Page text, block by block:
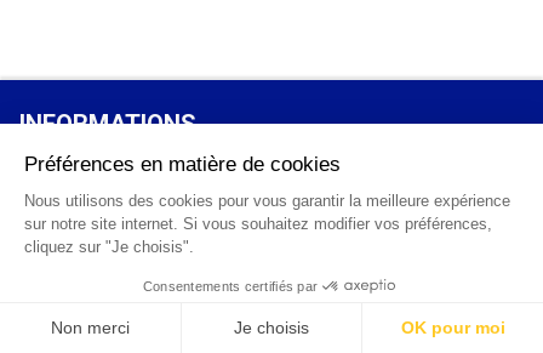
INFORMATIONS
GÉNÉRALES
Qui sommes-nous ?
FAQ
CGV
Mentions légales
0 820 25 02 38
info@points12.fr